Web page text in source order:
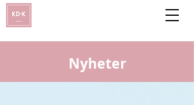
Nyheter